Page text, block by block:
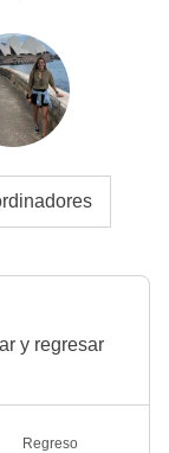
y regresar
Regreso